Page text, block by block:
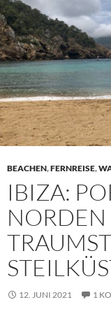
BEACHEN,FERNREISE,
IBIZA:
NORDEN
12. JUNI 2021 1